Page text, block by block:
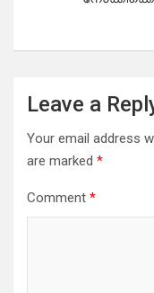
Leave a
Your email address
are marked *
Comment *